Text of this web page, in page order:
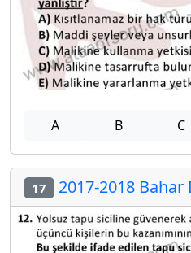
A B C
17 2017-2018 Bahar